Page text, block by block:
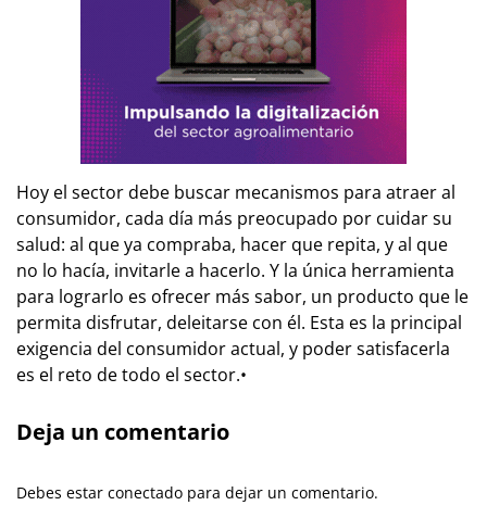
Hoy el sector debe buscar mecanismos para atraer al
consumidor, cada día más preocupado por cuidar su
salud: al que ya compraba, hacer que repita, y al que
no lo hacía, invitarle a hacerlo. Y la única herramienta
para lograrlo es ofrecer más sabor, un producto que le
permita disfrutar, deleitarse con él. Esta es la principal
exigencia del consumidor actual, y poder satisfacerla
es el reto de todo el sector.•
Deja un comentario
Debes estar conectado para dejar un comentario.